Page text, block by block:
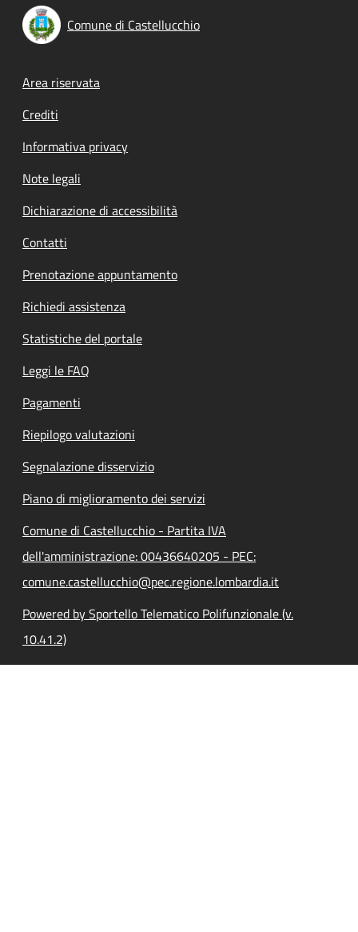
Comune di Castellucchio
Footer menu
Area riservata
Crediti
Informativa privacy
Note legali
Dichiarazione di accessibilità
Contatti
Prenotazione appuntamento
Richiedi assistenza
Statistiche del portale
Leggi le FAQ
Pagamenti
Riepilogo valutazioni
Segnalazione disservizio
Piano di miglioramento dei servizi
Comune di Castellucchio - Partita IVA
dell'amministrazione: 00436640205 - PEC:
comune.castellucchio@pec.regione.lombardia.it
Powered by Sportello Telematico Polifunzionale (v.
10.41.2)